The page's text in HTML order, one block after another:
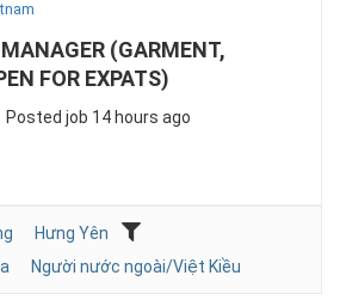
(GARMENT,
FOR EXPATS)
Posted job 14 hours ago
Hưng Yên
Người nước ngoài/Việt Kiều